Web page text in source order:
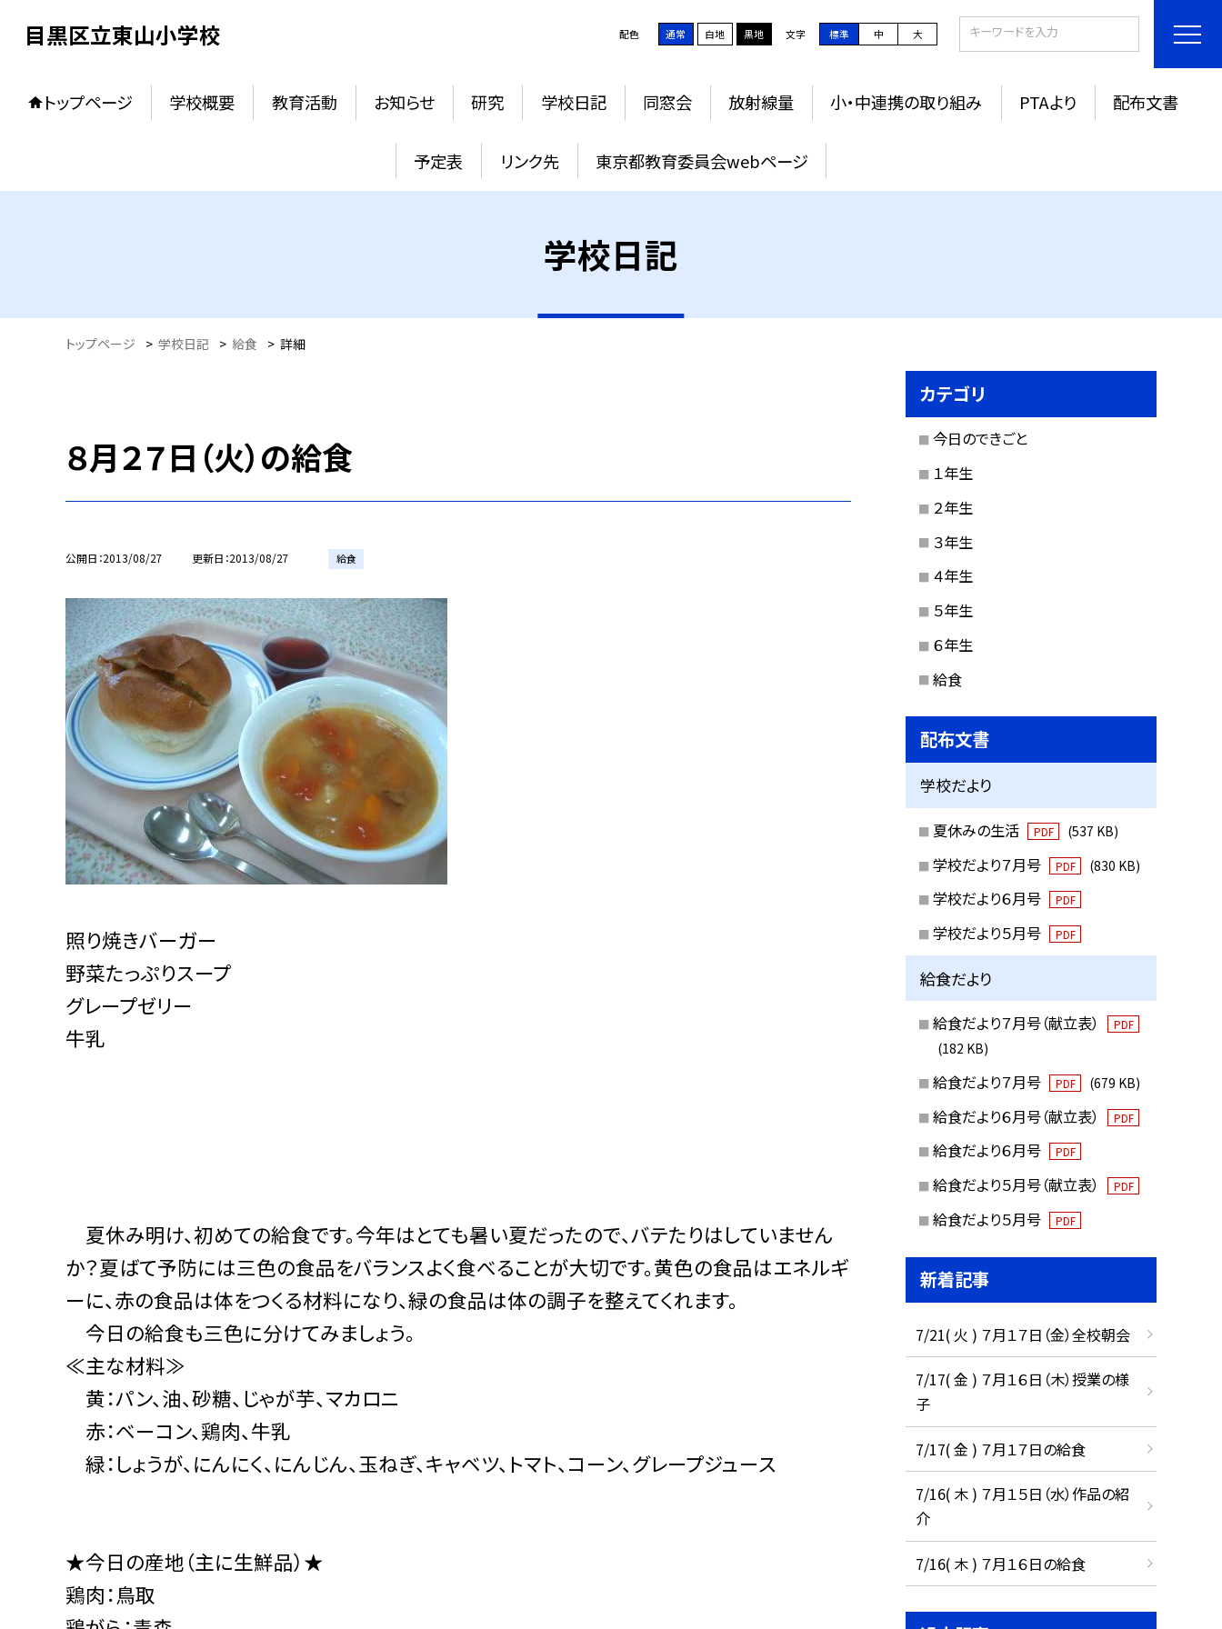
目黒区立東山小学校 配色 通常 白地 黒地 文字 標準 中 大
トップページ 学校概要 教育活動 お知らせ 研究 学校日記 同窓会 放射線量 小・中連携の取り組み PTAより 配布文書
予定表 リンク先 東京都教育委員会webページ
学校日記
トップページ > 学校日記 > 給食 > 詳細
８月２７日（火）の給食
公開日 2013/08/27 更新日 2013/08/27 給食
照り焼きバーガー
野菜たっぷりスープ
グレープゼリー
牛乳
夏休み明け、初めての給食です。今年はとても暑い夏だったので、バテたりはしていません
か？夏ばて予防には三色の食品をバランスよく食べることが大切です。黄色の食品はエネルギ
ーに、赤の食品は体をつくる材料になり、緑の食品は体の調子を整えてくれます。
今日の給食も三色に分けてみましょう。
≪主な材料≫
黄：パン、油、砂糖、じゃが芋、マカロニ
赤：ベーコン、鶏肉、牛乳
緑：しょうが、にんにく、にんじん、玉ねぎ、キャベツ、トマト、コーン、グレープジュース
★今日の産地（主に生鮮品）★
鶏肉：鳥取
カテゴリ
今日のできごと
１年生
２年生
３年生
４年生
５年生
６年生
給食
配布文書
学校だより
夏休みの生活 PDF (537 KB)
学校だより７月号 PDF (830 KB)
学校だより６月号 PDF
学校だより５月号 PDF
給食だより
給食だより７月号（献立表） PDF
(182 KB)
給食だより７月号 PDF (679 KB)
給食だより６月号（献立表） PDF
給食だより６月号 PDF
給食だより５月号（献立表） PDF
給食だより５月号 PDF
新着記事
7/21( 火 ) ７月１７日（金）全校朝会
7/17( 金 ) ７月１６日（木）授業の様
子
7/17( 金 ) ７月１７日の給食
7/16( 木 ) ７月１５日（水）作品の紹
介
7/16( 木 ) ７月１６日の給食